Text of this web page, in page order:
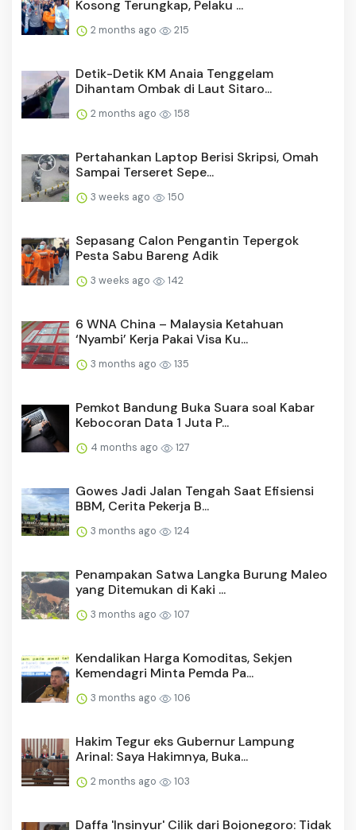
Kosong Terungkap, Pelaku ...
2 months ago 215
Detik-Detik KM Anaia Tenggelam
Dihantam Ombak di Laut Sitaro...
2 months ago 158
Pertahankan Laptop Berisi Skripsi, Omah
Sampai Terseret Sepe...
3 weeks ago 150
Sepasang Calon Pengantin Tepergok
Pesta Sabu Bareng Adik
3 weeks ago 142
6 WNA China – Malaysia Ketahuan
‘Nyambi’ Kerja Pakai Visa Ku...
3 months ago 135
Pemkot Bandung Buka Suara soal Kabar
Kebocoran Data 1 Juta P...
4 months ago 127
Gowes Jadi Jalan Tengah Saat Efisiensi
BBM, Cerita Pekerja B...
3 months ago 124
Penampakan Satwa Langka Burung Maleo
yang Ditemukan di Kaki ...
3 months ago 107
Kendalikan Harga Komoditas, Sekjen
Kemendagri Minta Pemda Pa...
3 months ago 106
Hakim Tegur eks Gubernur Lampung
Arinal: Saya Hakimnya, Buka...
2 months ago 103
Daffa 'Insinyur' Cilik dari Bojonegoro: Tidak